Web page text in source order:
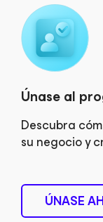
Únase al
Descubra
su negocio y
ÚNASE